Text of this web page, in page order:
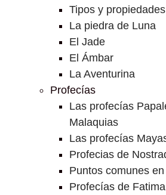
Tipos y
La piedra de Luna
El Jade
El Ámbar
La Aventurina
Profecías
Las profecías
Malaquias
Las profecías
Profecias de
Puntos comunes
Profecías de Fatima